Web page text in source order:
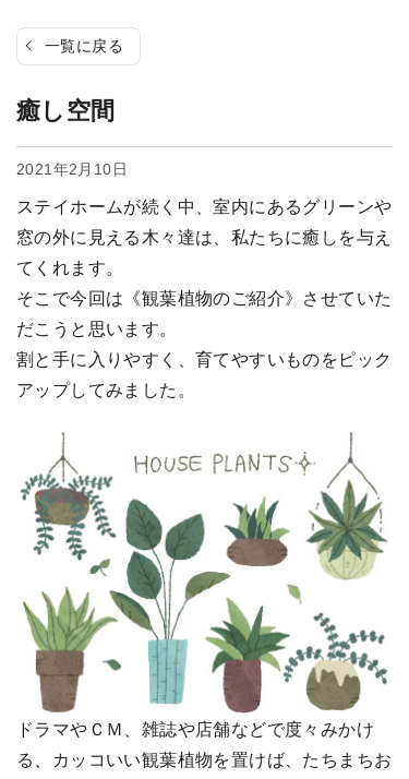
一覧に戻る
癒し空間
2021年2月10日
ステイホームが続く中、室内にあるグリーンや
窓の外に見える木々達は、私たちに癒しを与え
てくれます。
そこで今回は《観葉植物のご紹介》させていた
だこうと思います。
割と手に入りやすく、育てやすいものをピック
アップしてみました。
ドラマやＣＭ、雑誌や店舗などで度々みかけ
る、カッコいい観葉植物を置けば、たちまちお